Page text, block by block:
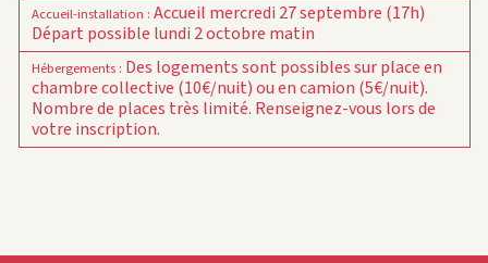
Accueil-installation : Accueil mercredi 27 septembre (17h)
Départ possible lundi 2 octobre matin
Hébergements: Des logements sont possibles sur place en
chambre collective (10€/nuit) ou en camion (5€/nuit).
Nombre de places très limité. Renseignez-vous lors de
votre inscription.